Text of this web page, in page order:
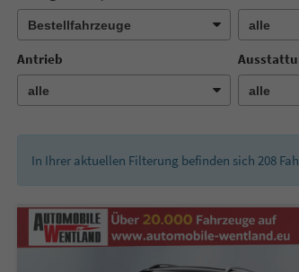
Antrieb
In Ihrer aktuellen Filterung befinden sich 208